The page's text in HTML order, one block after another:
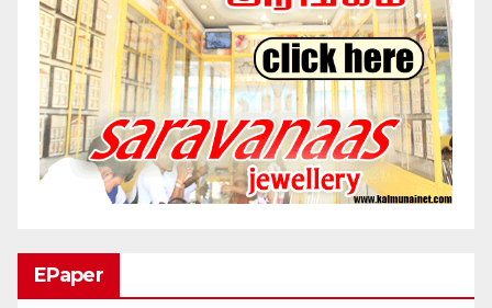
EPaper